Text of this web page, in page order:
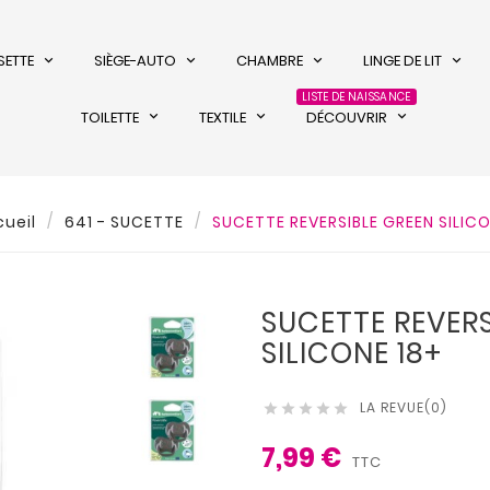
SIÈGE-AUTO CHAMBRE LINGE DE LIT
TOILETTE TEXTILE DÉCOUVRIR
LISTE DE NAISSANCE
641 - SUCETTE SUCETTE REVERSIBLE GREEN
SUCETTE
SILICONE 18+
     LA REVUE(0)
7,99 € TTC